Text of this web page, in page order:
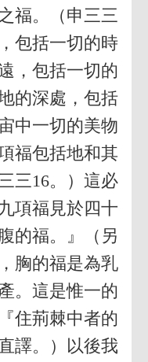
福。（申三三
包括一切的時
，包括一切的
的深處，包括
中一切的美物
福包括地和其
三16。）這必
項福見於四十
的福。』（另
胸的福是為乳
。這是惟一的
住荊棘中者的
譯。）以後我